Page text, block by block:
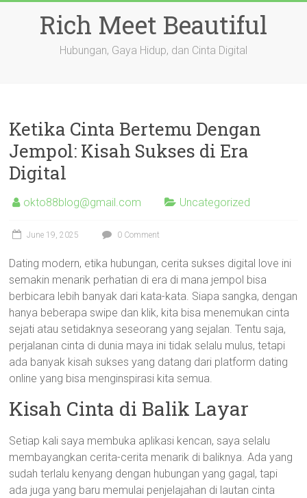
Rich Meet Beautiful
Hubungan, Gaya Hidup, dan Cinta Digital
Ketika Cinta Bertemu Dengan
Jempol: Kisah Sukses di Era
Digital
okto88blog@gmail.com Uncategorized
June 19, 2025 0 Comment
Dating modern, etika hubungan, cerita sukses digital love ini
semakin menarik perhatian di era di mana jempol bisa
berbicara lebih banyak dari kata-kata. Siapa sangka, dengan
hanya beberapa swipe dan klik, kita bisa menemukan cinta
sejati atau setidaknya seseorang yang sejalan. Tentu saja,
perjalanan cinta di dunia maya ini tidak selalu mulus, tetapi
ada banyak kisah sukses yang datang dari platform dating
online yang bisa menginspirasi kita semua.
Kisah Cinta di Balik Layar
Setiap kali saya membuka aplikasi kencan, saya selalu
membayangkan cerita-cerita menarik di baliknya. Ada yang
sudah terlalu kenyang dengan hubungan yang gagal, tapi
ada juga yang baru memulai penjelajahan di lautan cinta